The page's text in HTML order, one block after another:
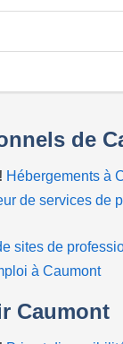
de
Hébergements à
de services de
sites de
à Caumont
Caumont